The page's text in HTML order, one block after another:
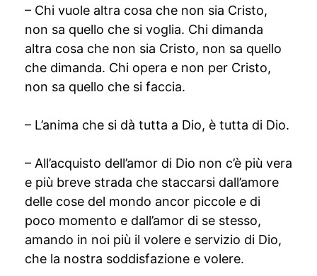
– Chi vuole altra cosa che non sia Cristo,
non sa quello che si voglia. Chi dimanda
altra cosa che non sia Cristo, non sa quello
che dimanda. Chi opera e non per Cristo,
non sa quello che si faccia.
– L’anima che si dà tutta a Dio, è tutta di Dio.
– All’acquisto dell’amor di Dio non c’è più vera
e più breve strada che staccarsi dall’amore
delle cose del mondo ancor piccole e di
poco momento e dall’amor di se stesso,
amando in noi più il volere e servizio di Dio,
che la nostra soddisfazione e volere.